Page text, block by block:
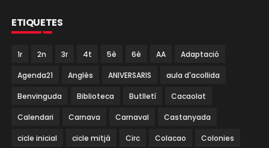
ETIQUETES
1r 2n 3r 4t 5è 6è AA Adaptació
Agenda21 Anglès ANIVERSARIS aula d'acollida
Benvinguda Biblioteca Butlletí Cacaolat
Calendari Carnava Carnaval Castanyada
cicle inicial cicle mitjà Circ Colacao Colonies